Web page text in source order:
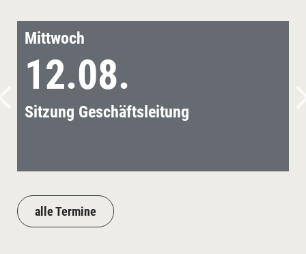
Mittwoch
12.08.
Sitzung Geschäftsleitung
alle Termine